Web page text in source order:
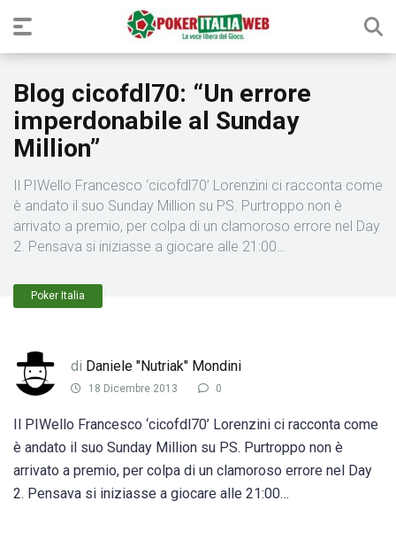
Blog cicofdl70: “Un errore
imperdonabile al Sunday
Million”
Il PIWello Francesco ‘cicofdl70’ Lorenzini ci racconta come
è andato il suo Sunday Million su PS. Purtroppo non è
arrivato a premio, per colpa di un clamoroso errore nel Day
2. Pensava si iniziasse a giocare alle 21:00…
Poker Italia
di Daniele "Nutriak" Mondini
18 Dicembre 2013 0
Il PIWello Francesco ‘cicofdl70’ Lorenzini ci racconta come
è andato il suo Sunday Million su PS. Purtroppo non è
arrivato a premio, per colpa di un clamoroso errore nel Day
2. Pensava si iniziasse a giocare alle 21:00…